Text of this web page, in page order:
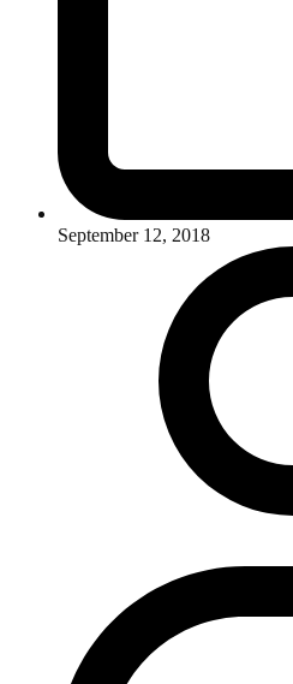
September 12, 2018